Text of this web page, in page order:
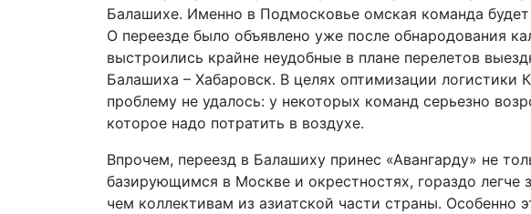
Балашихе. Именно в Подмосковье омская команда
О переезде было объявлено уже после обнародования
выстроились крайне неудобные в плане перелетов
Балашиха – Хабаровск. В целях оптимизации логистики
проблему не удалось: у некоторых команд серьезно
которое надо потратить в воздухе.
Впрочем, переезд в Балашиху принес «Авангарду» не
базирующимся в Москве и окрестностях, гораздо легче
чем коллективам из азиатской части страны. Особенно